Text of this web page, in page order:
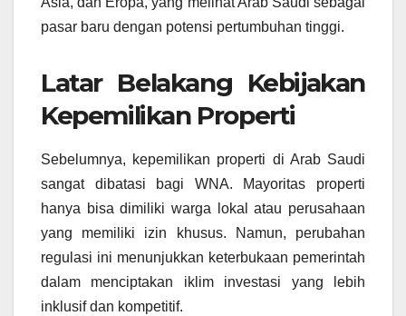
pasar baru dengan potensi pertumbuhan tinggi.
Latar Belakang Kebijakan
Kepemilikan Properti
Sebelumnya, kepemilikan properti di Arab Saudi
sangat dibatasi bagi WNA. Mayoritas properti
hanya bisa dimiliki warga lokal atau perusahaan
yang memiliki izin khusus. Namun, perubahan
regulasi ini menunjukkan keterbukaan pemerintah
dalam menciptakan iklim investasi yang lebih
inklusif dan kompetitif.